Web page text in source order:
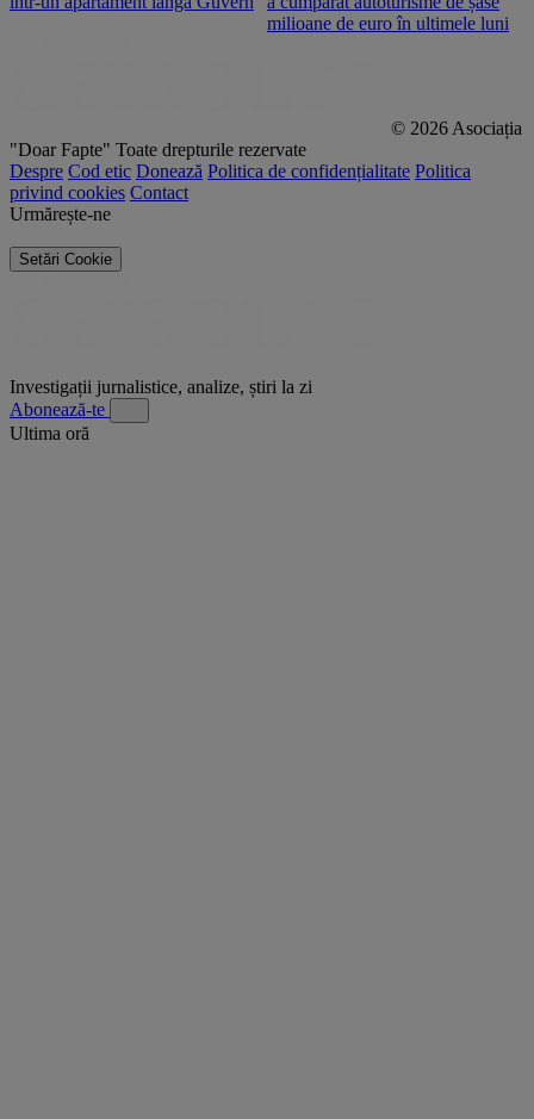
milioane de euro în ultimele luni
© 2026 Asociația
"Doar Fapte" Toate drepturile rezervate
Despre Cod etic Donează Politica de confidențialitate Politica
privind cookies Contact
Urmărește-ne
Setări Cookie
Investigații jurnalistice, analize, știri la zi
Abonează-te
Ultima oră